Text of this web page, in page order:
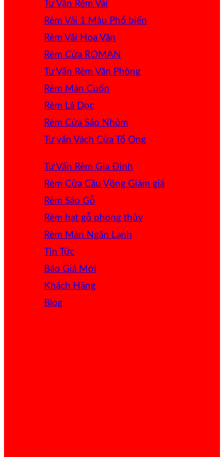
Tư Vấn Rèm Vải
Rèm Vải 1 Màu
Rèm Vải Hoa Văn
Rèm Cửa ROMAN
Tư Vấn Rèm Văn Phòng
Rèm Màn Cuốn
Rèm Lá Dọc
Rèm Cửa Sáo Nhôm
Tư vấn Vách Cửa Tổ Ong
Tư Vấn Rèm Gia Đình
Rèm Cửa Cầu Vồng
Rèm Sáo Gỗ
Rèm hạt gỗ phong thủy
Rèm Màn Ngăn Lạnh
Tin Tức
Báo Giá
Khách Hàng
Blog